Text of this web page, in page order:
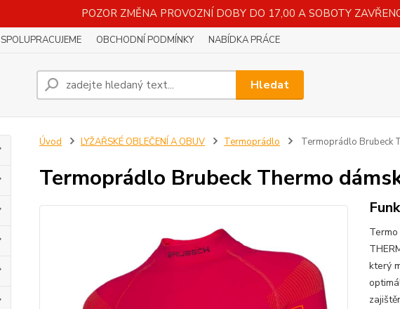
POZOR ZMĚNA PROVOZNÍ DOBY DO 17,00 A SOBOTY
SPOLUPRACUJEME OBCHODNÍ PODMÍNKY NABÍDKA PRÁCE
Hledat
Úvod LYŽAŘSKÉ OBLEČENÍ A OBUV Termoprádlo Termoprádlo Brubeck
Termoprádlo Brubeck Thermo
který